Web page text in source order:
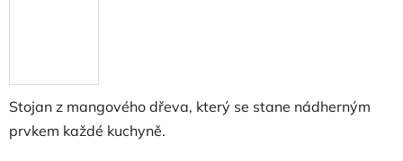
Stojan z mangového dřeva, který se stane nádherným
prvkem každé kuchyně.